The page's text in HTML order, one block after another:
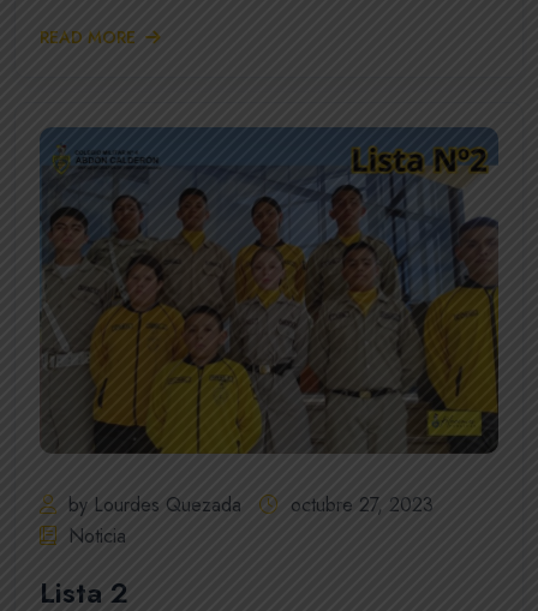
READ MORE
by Lourdes Quezada
octubre 27, 2023
Noticia
Lista 2